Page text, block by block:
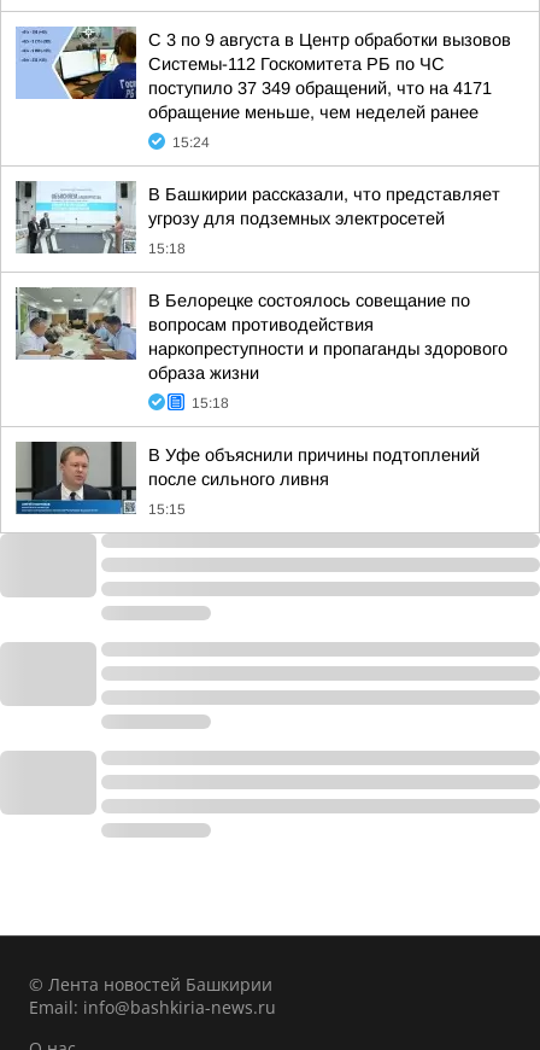
С 3 по 9 августа в Центр обработки вызовов
Системы-112 Госкомитета РБ по ЧС
поступило 37 349 обращений, что на 4171
обращение меньше, чем неделей ранее
15:24
В Башкирии рассказали, что представляет
угрозу для подземных электросетей
15:18
В Белорецке состоялось совещание по
вопросам противодействия
наркопреступности и пропаганды здорового
образа жизни
15:18
В Уфе объяснили причины подтоплений
после сильного ливня
15:15
© Лента новостей Башкирии
Email: info@bashkiria-news.ru